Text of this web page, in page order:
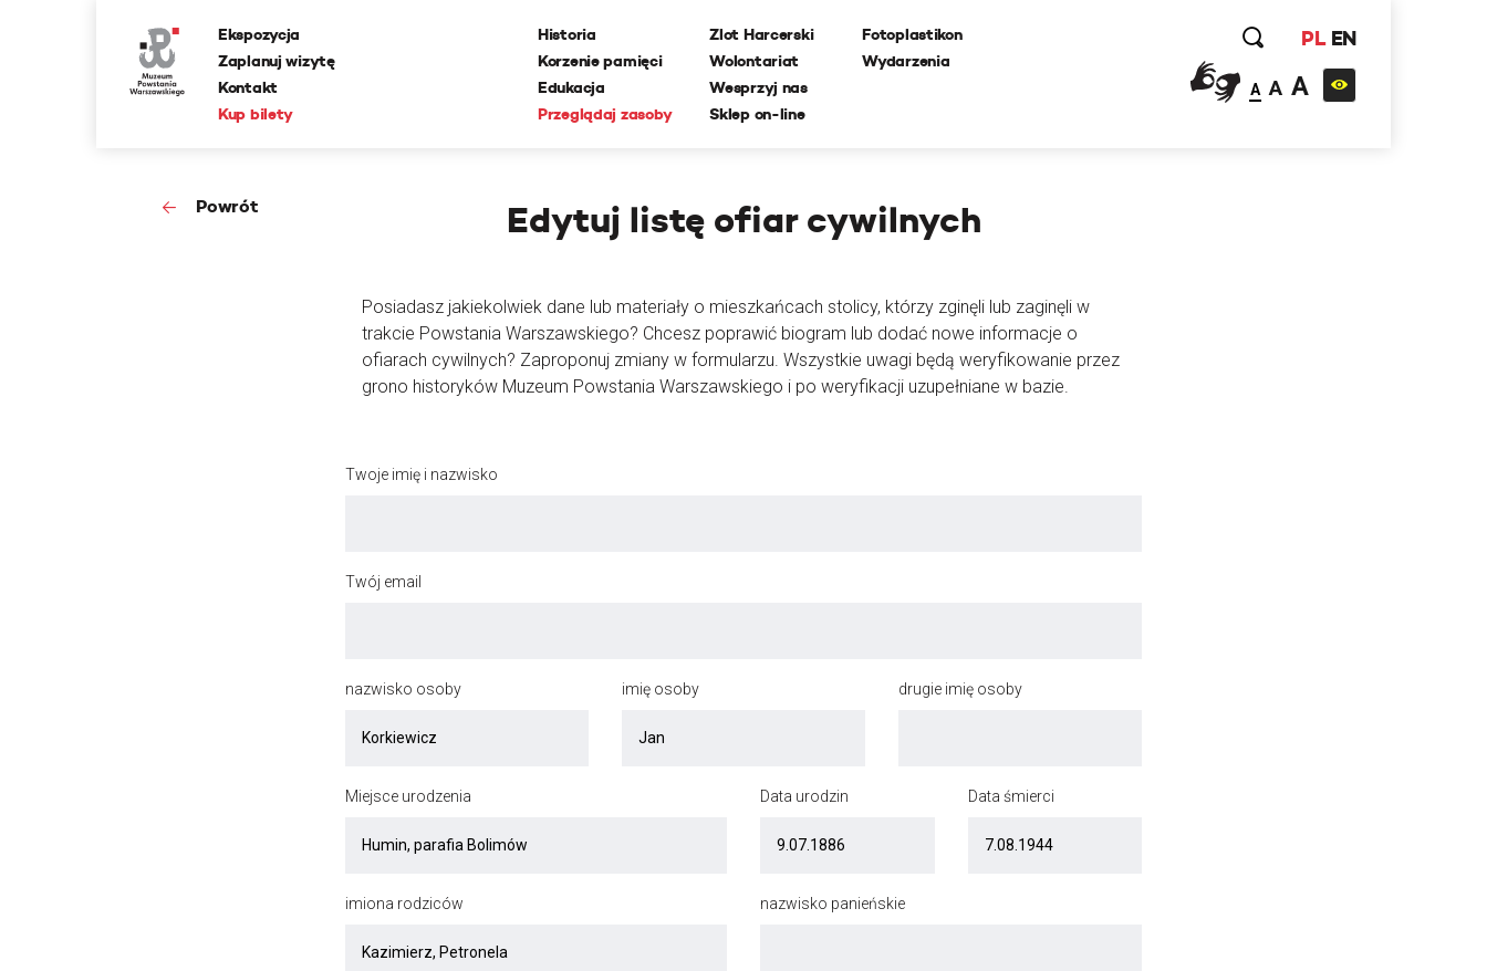
Ekspozycja
Zaplanuj wizytę
Kontakt
Kup bilety
Historia
Korzenie pamięci
Edukacja
Przeglądaj zasoby
Zlot Harcerski
Wolontariat
Wesprzyj nas
Sklep on-line
Fotoplastikon
Wydarzenia
PL EN
A A A
Powrót Edytuj listę ofiar cywilnych
Posiadasz jakiekolwiek dane lub materiały o mieszkańcach stolicy, którzy zginęli lub zaginęli w
trakcie Powstania Warszawskiego? Chcesz poprawić biogram lub dodać nowe informacje o
ofiarach cywilnych? Zaproponuj zmiany w formularzu. Wszystkie uwagi będą weryfikowanie przez
grono historyków Muzeum Powstania Warszawskiego i po weryfikacji uzupełniane w bazie.
Twoje imię i nazwisko
Twój email
nazwisko osoby imię osoby drugie imię osoby
Miejsce urodzenia Data urodzin Data śmierci
imiona rodziców nazwisko panieńskie